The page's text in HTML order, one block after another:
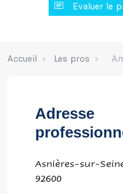
Evaluer le
Accueil Les pros
Adresse
Asnières-sur-
92600